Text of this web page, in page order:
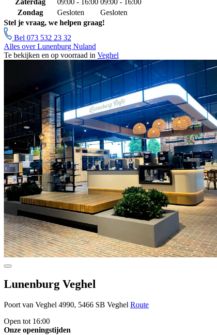
Zaterdag
09:00 - 16:00 09:00 - 16:00
Zondag
Gesloten
Gesloten
Stel je vraag, we helpen graag!
Bel 073 532 23 32
Alles over Lunenburg Nuland
Te bekijken en op voorraad in Veghel
Lunenburg Veghel
Poort van Veghel 4990, 5466 SB Veghel Route
Open tot 16:00
Onze openingstijden